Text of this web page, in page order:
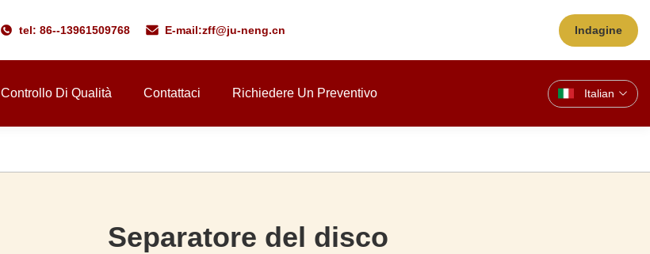
tel: 86--13961509768 E-mail:zff@ju-neng.cn Indagine
Controllo Di Qualità Contattaci Richiedere Un Preventivo Italian
Separatore del disco